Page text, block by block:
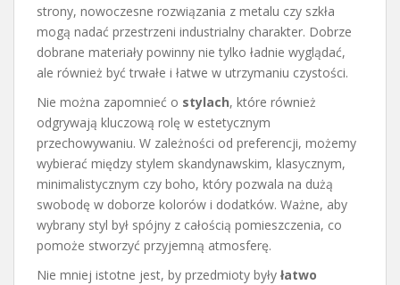
strony, nowoczesne rozwiązania z metalu czy szkła
mogą nadać przestrzeni industrialny charakter. Dobrze
dobrane materiały powinny nie tylko ładnie wyglądać,
ale również być trwałe i łatwe w utrzymaniu czystości.
Nie można zapomnieć o stylach, które również
odgrywają kluczową rolę w estetycznym
przechowywaniu. W zależności od preferencji, możemy
wybierać między stylem skandynawskim, klasycznym,
minimalistycznym czy boho, który pozwala na dużą
swobodę w doborze kolorów i dodatków. Ważne, aby
wybrany styl był spójny z całością pomieszczenia, co
pomoże stworzyć przyjemną atmosferę.
Nie mniej istotne jest, by przedmioty były łatwo